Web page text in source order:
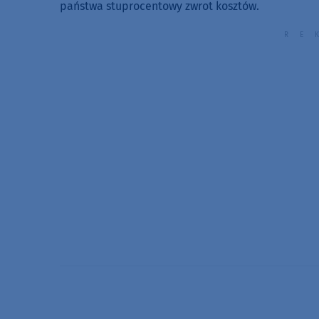
państwa stuprocentowy zwrot kosztów.